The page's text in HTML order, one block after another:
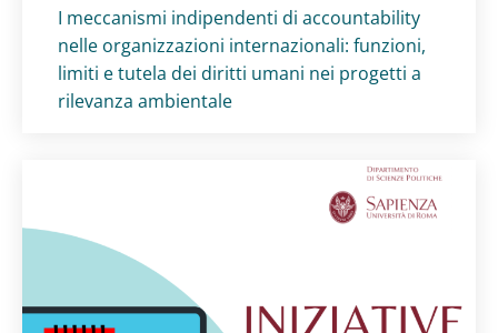
Titolo card:
I meccanismi indipendenti di accountability
nelle organizzazioni internazionali: funzioni,
limiti e tutela dei diritti umani nei progetti a
rilevanza ambientale